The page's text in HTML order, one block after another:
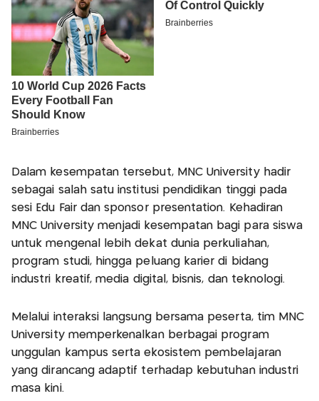
Dalam kesempatan tersebut, MNC University hadir
sebagai salah satu institusi pendidikan tinggi pada
sesi Edu Fair dan sponsor presentation. Kehadiran
MNC University menjadi kesempatan bagi para siswa
untuk mengenal lebih dekat dunia perkuliahan,
program studi, hingga peluang karier di bidang
industri kreatif, media digital, bisnis, dan teknologi.
Melalui interaksi langsung bersama peserta, tim MNC
University memperkenalkan berbagai program
unggulan kampus serta ekosistem pembelajaran
yang dirancang adaptif terhadap kebutuhan industri
masa kini.